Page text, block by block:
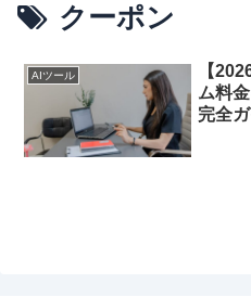
クーポン
AIツール
【
ム料
完全